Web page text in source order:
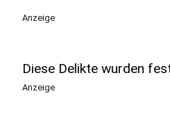
Anzeige
Diese Delikte wurden
Anzeige